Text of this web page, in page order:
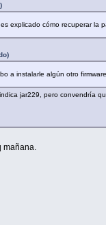
explicado cómo recuperar la
a instalarle algún otro
jar229, pero convendría